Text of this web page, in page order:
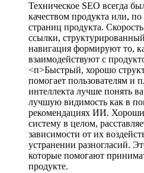
Техническое SEO всегда
качеством продукта или,
страниц продукта.
ссылки,
навигация формируют то,
взаимодействуют с
<п>Быстрый, хорошо
помогает пользователям и
интеллекта лучше понять
лучшую видимость как в
рекомендациях ИИ.
систему в целом,
зависимости от их
устранении разногласий.
которые помогают
продукте.